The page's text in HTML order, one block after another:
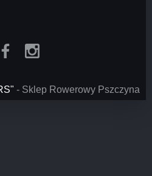
- Sklep Rowerowy Pszczyna